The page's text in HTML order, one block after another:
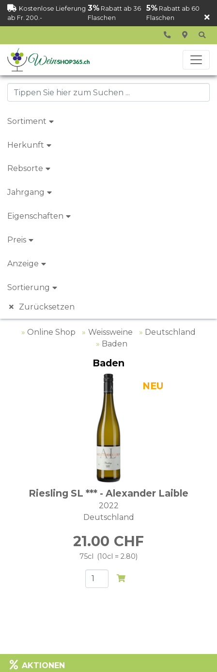
Kostenlose Lieferung
ab Fr. 200.-
3% Rabatt ab 36
Flaschen
5%Rabatt ab 60
Flaschen
Sortiment
Herkunft
Rebsorte
Jahrgang
Eigenschaften
Preis
Anzeige
Sortierung
Zurücksetzen
Online Shop Weissweine
Deutschland
Baden
Baden
Riesling SL *** - Alexander Laible
2022
Deutschland
21.00 CHF
75cl 10cl = 2.80
AKTIONEN